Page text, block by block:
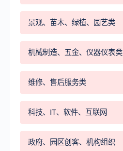
景观、苗木、绿植、园艺类
机械制造、五金、仪器仪表类
维修、售后服务类
科技、IT、软件、互联网
政府、园区创客、机构组织